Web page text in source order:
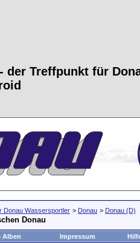
der Treffpunkt für
Donau Wassersportler > Donau > Donau (D)
Donau
Alben Impressum